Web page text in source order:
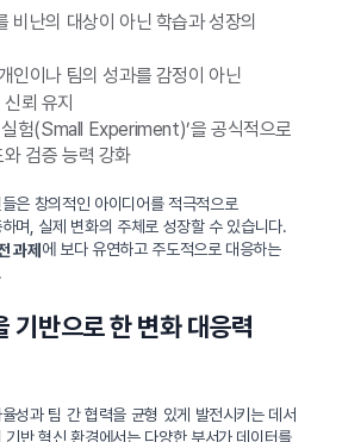
비난의 대상이 아닌 학습과 성장의
인이나 팀의 성과를 감정이 아닌
뢰 유지
험(Small Experiment)’을 공식적으로
검증 능력 강화
은 창의적인 아이디어를 적극적으로
며, 실제 변화의 주체로 성장할 수 있습니다.
과제 에 보다 유연하고 주도적으로 대응하는
기반으로 한 변화 대응력
성과 팀 간 협력을 균형 있게 발전시키는 데서
기반 혁신 환경에서는 다양한 부서가 데이터를